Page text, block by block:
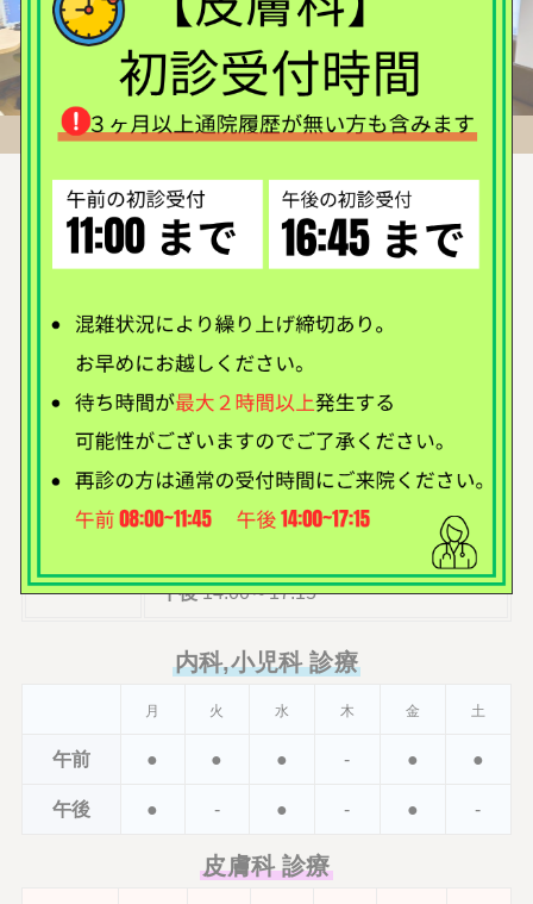
〒428-0104
静岡県島田市川根町家山３４５－１
0547-53-2165
受付時間
午後14:00～17:15
内科,小児科 診療
月 火 水 木 金 土
午前 ● ● ● - ● ●
午後 ● - ● - ● -
皮膚科 診療